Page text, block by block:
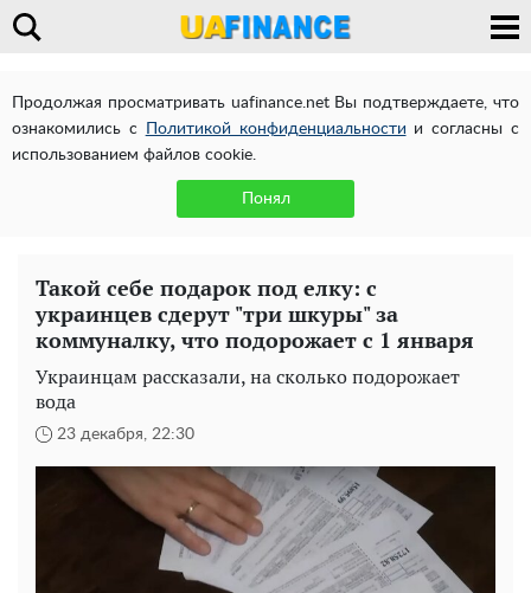
Продолжая просматривать uafinance.net Вы подтверждаете, что
ознакомились с
Политикой конфиденциальности и согласны с
использованием файлов cookie.
Понял
Такой себе подарок под елку: с
украинцев сдерут "три шкуры" за
коммуналку, что подорожает с 1 января
Украинцам рассказали, на сколько подорожает
вода
23 декабря, 22:30